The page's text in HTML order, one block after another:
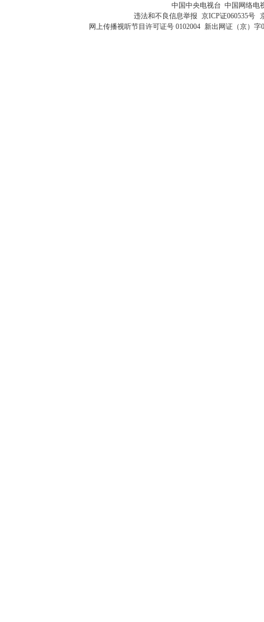
中国中央电视台 中国网络电
违法和不良信息举报 京ICP证060535号
网上传播视听节目许可证号 0102004 新出网证（京）